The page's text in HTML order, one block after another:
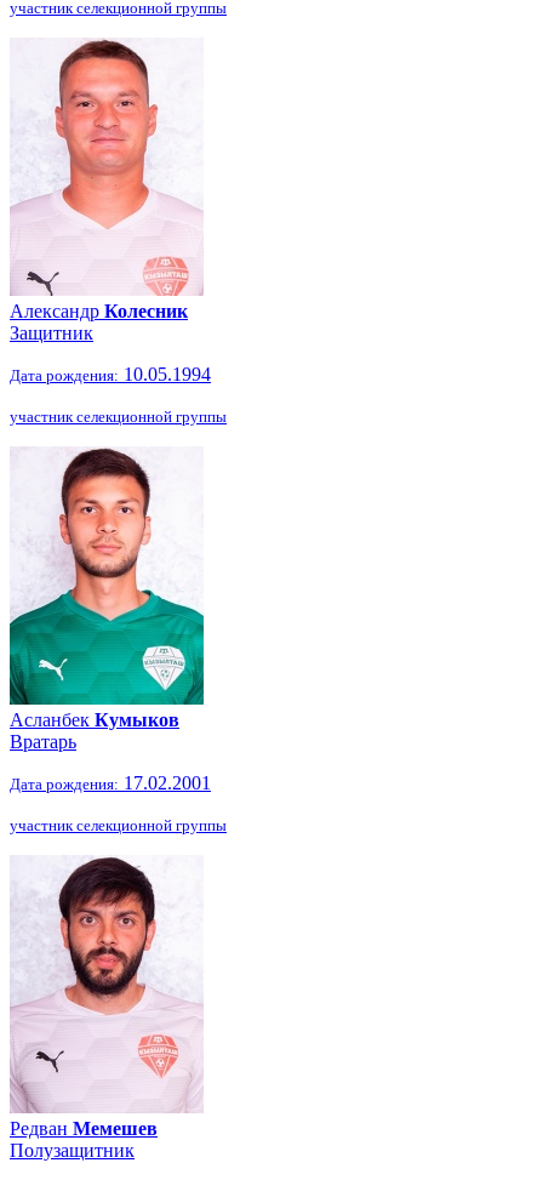
участник селекционной группы
Александр Колесник
Защитник
Дата рождения: 10.05.1994
участник селекционной группы
Асланбек Кумыков
Вратарь
Дата рождения: 17.02.2001
участник селекционной группы
Редван Мемешев
Полузащитник